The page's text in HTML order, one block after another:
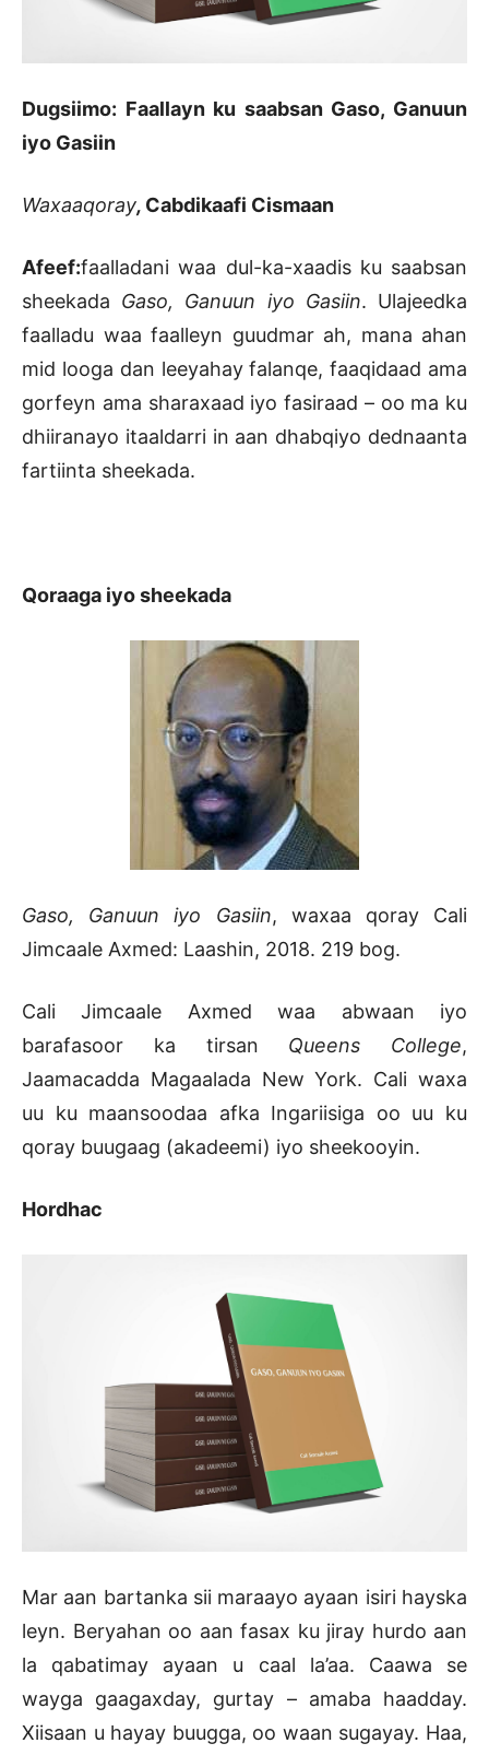
Dugsiimo: Faallayn ku saabsan Gaso, Ganuun
iyo Gasiin
Waxaaqoray, Cabdikaafi Cismaan
Afeef:faalladani waa dul-ka-xaadis ku saabsan
sheekada Gaso, Ganuun iyo Gasiin. Ulajeedka
faalladu waa faalleyn guudmar ah, mana ahan
mid looga dan leeyahay falanqe, faaqidaad ama
gorfeyn ama sharaxaad iyo fasiraad – oo ma ku
dhiiranayo itaaldarri in aan dhabqiyo dednaanta
fartiinta sheekada.
Qoraaga iyo sheekada
Gaso, Ganuun iyo Gasiin, waxaa qoray Cali
Jimcaale Axmed: Laashin, 2018. 219 bog.
Cali Jimcaale Axmed waa abwaan iyo
barafasoor ka tirsan Queens College,
Jaamacadda Magaalada New York. Cali waxa
uu ku maansoodaa afka Ingariisiga oo uu ku
qoray buugaag (akadeemi) iyo sheekooyin.
Hordhac
Mar aan bartanka sii maraayo ayaan isiri hayska
leyn. Beryahan oo aan fasax ku jiray hurdo aan
la qabatimay ayaan u caal la’aa. Caawa se
wayga gaagaxday, gurtay – amaba haadday.
Xiisaan u hayay buugga, oo waan sugayay. Haa,